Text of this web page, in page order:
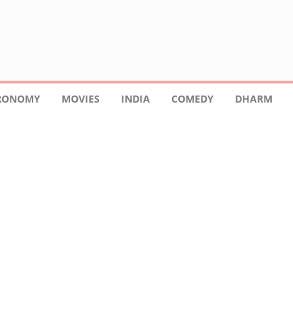
MOVIES INDIA COMEDY DHARM